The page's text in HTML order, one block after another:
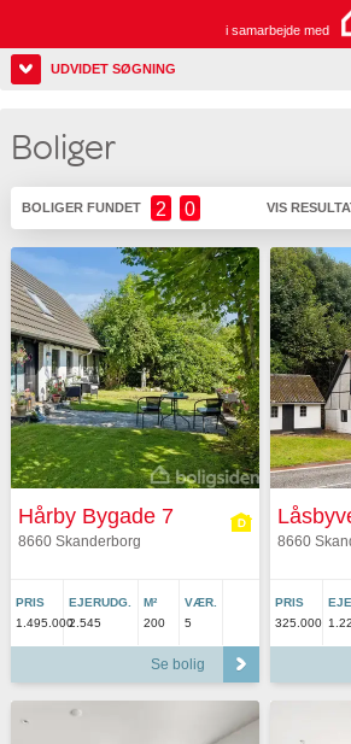
i samarbejde med
UDVIDET SØGNING
Boliger
BOLIGER FUNDET 2 0 VIS
Hårby Bygade 7
8660 Skanderborg
PRIS
1.495.000
EJERUDG.
2.545
M²
200
VÆR.
5
Se bolig
8660
PRIS
325.000